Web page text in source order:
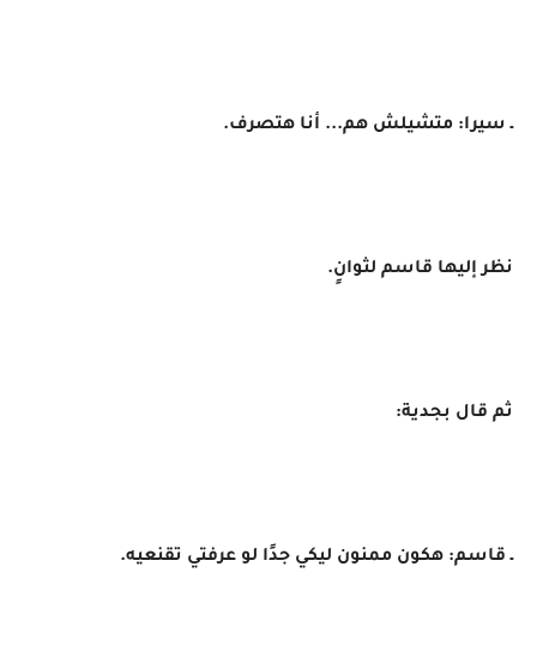
ـ سيرا: متشيلش هم... أنا هتصرف.
نظر إليها قاسم لثوانٍ.
ثم قال بجدية:
ـ قاسم: هكون ممنون ليكي جدًا لو عرفتي تقنعيه.